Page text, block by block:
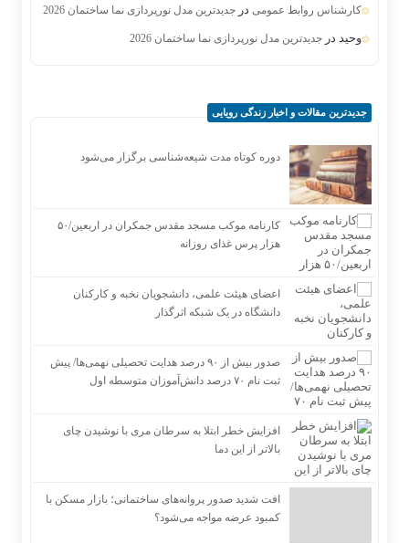
کارشناس روابط عمومی در جدیدترین مدل نورپردازی نما ساختمان 2026
وحید در جدیدترین مدل نورپردازی نما ساختمان 2026
جدیدترین مقالات و اخبار زندگی رویایی
دوره کوتاه مدت شیعه‌شناسی برگزار می‌شود
کارنامه موکب مسجد مقدس جمکران در اربعین/۵۰
هزار پرس غذای روزانه
اعضای هیئت علمی، دانشجویان نخبه و کارکنان
دانشگاه در یک شبکه‌ اثرگذار
صدور بیش از ۹۰ درصد هدایت تحصیلی نهمی‌ها/ پیش
ثبت نام ۷۰ درصد دانش‌آموزان متوسطه اول
افزایش خطر ابتلا به سرطان مری با نوشیدن چای
بالاتر از این دما
افت شدید صدور پروانه‌های ساختمانی؛ بازار مسکن با
کمبود عرضه مواجه می‌شود؟